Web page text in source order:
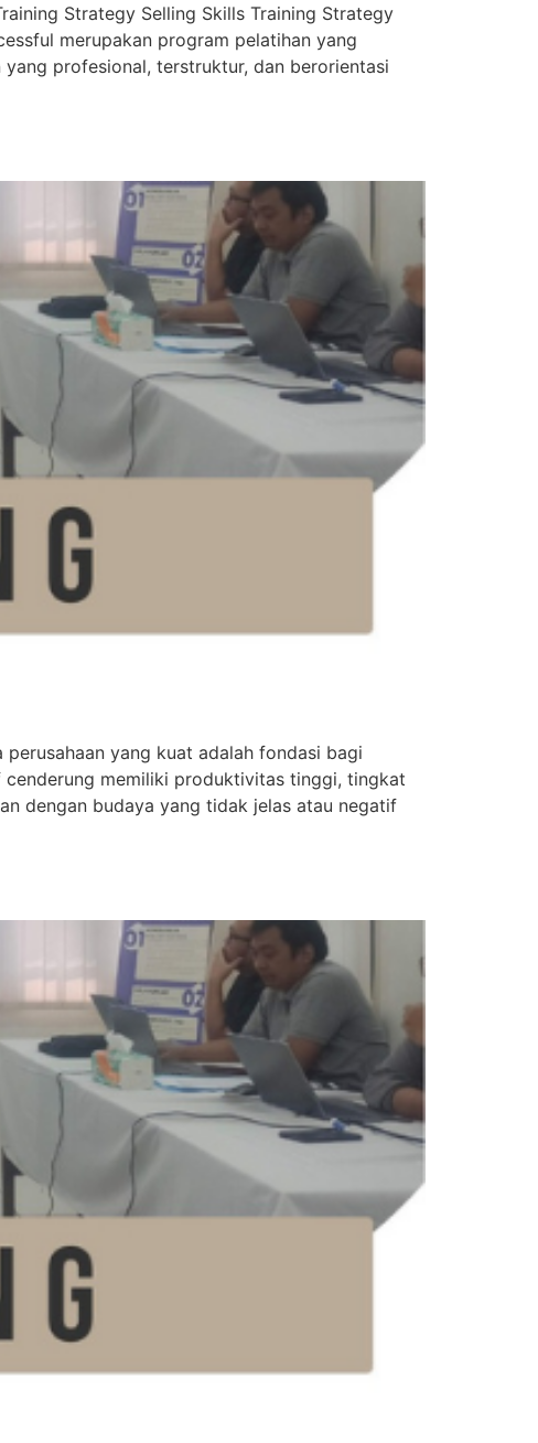
Strategy Selling Skills Training Strategy
merupakan program pelatihan yang
profesional, terstruktur, dan berorientasi
perusahaan yang kuat adalah fondasi bagi
cenderung memiliki produktivitas tinggi, tingkat
dengan budaya yang tidak jelas atau negatif